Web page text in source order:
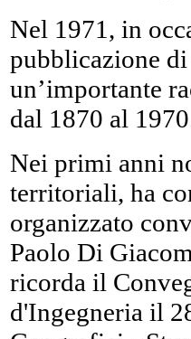
Nel 1971, in
pubblicazione
un’importante
dal 1870 al
Nei primi anni
territoriali, ha
organizzato
Paolo Di
ricorda il
d'Ingegneria il